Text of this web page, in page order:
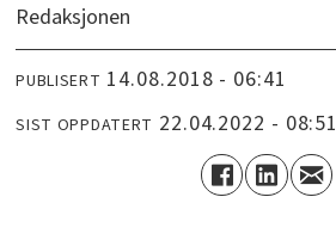
Redaksjonen
PUBLISERT 14.08.2018 - 06:41
SIST OPPDATERT 22.04.2022 - 08:51